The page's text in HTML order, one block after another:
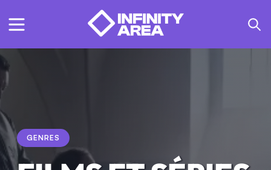
GENRES